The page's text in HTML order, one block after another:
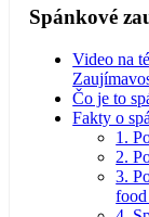
Spánkové
Video na
Čo je to
Fakty o
1.
2.
3.
food